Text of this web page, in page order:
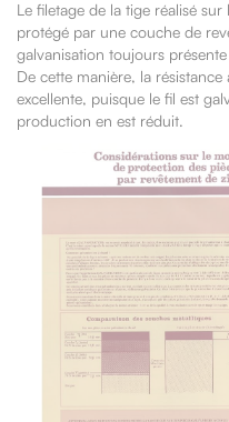
Le filetage de la tige réalisé
protégé par une couche de
galvanisation toujours
De cette manière, la
excellente, puisque le fil est
production en est réduit.